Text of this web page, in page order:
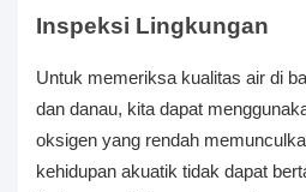
Inspeksi Lingkungan
Untuk memeriksa kualitas air di
dan danau, kita dapat
oksigen yang rendah
kehidupan akuatik tidak dapat